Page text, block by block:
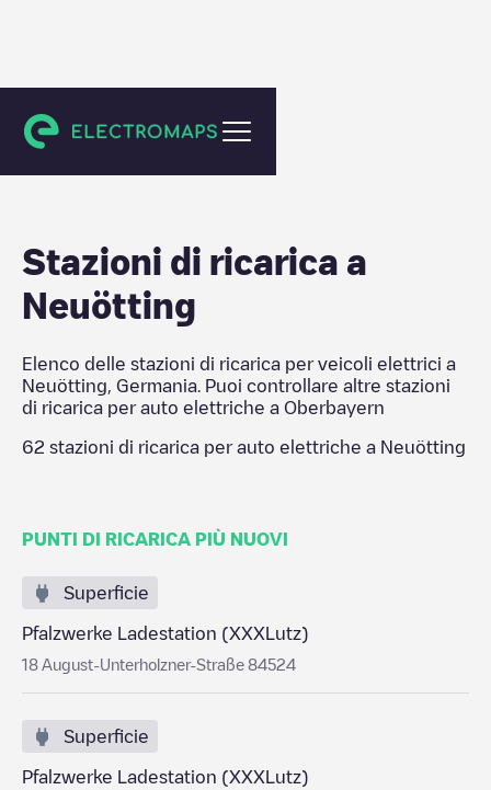
Oberbayern
Stazioni di ricarica a
Neuötting
Elenco delle stazioni di ricarica per veicoli elettrici a
Neuötting Germania . Puoi controllare altre stazioni
di ricarica per auto elettriche a Oberbayern
62 stazioni di ricarica per auto elettriche a Neuötting
PUNTI DI RICARICA PIÙ NUOVI
Superficie
Pfalzwerke Ladestation (XXXLutz)
18 August-Unterholzner-Straße 84524
Superficie
Pfalzwerke Ladestation (XXXLutz)